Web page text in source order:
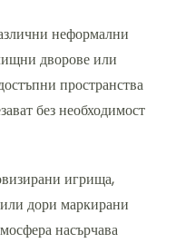
неформални
дворове или
пространства
без необходимост
игрища,
дори маркирани
насърчава